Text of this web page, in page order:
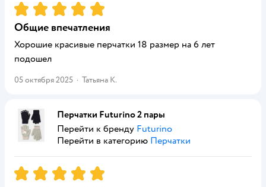
Рейтинг:5
Общие впечатления
Хорошие красивые перчатки 18 размер на 6 лет
подошел
05 октября 2025 · Татьяна К.
Перчатки Futurino 2 пары
Перейти к бренду Futurino
Перейти в категорию Перчатки
Рейтинг:5